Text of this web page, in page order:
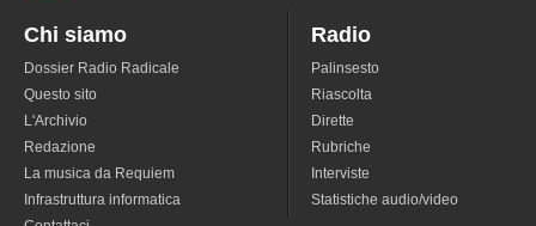
Chi siamo
Dossier Radio Radicale
Questo sito
L'Archivio
Redazione
La musica da Requiem
Infrastruttura informatica
Radio
Palinsesto
Riascolta
Dirette
Rubriche
Interviste
Statistiche audio/video